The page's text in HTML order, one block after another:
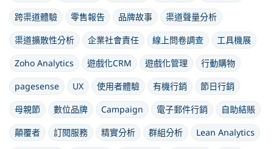
跨渠道體驗
零售報告 品牌故事
渠道聲量分析
渠道擴散性分析
企業社會責任 線上問卷調查
工具機展
Zoho Analytics
遊戲化CRM 遊戲化管理
行動購物
pagesense
UX 使用者體驗 有機行銷
節日行銷
母親節
數位品牌 Campaign 電子郵件行銷
自助結賬
顛覆者
訂閱服務 精實分析 群組分析
Lean Analytics